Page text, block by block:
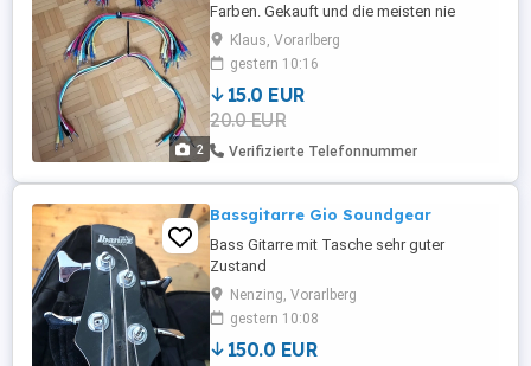
2
Farben. Gekauft und die meisten nie
benutzt. 45x 22cm 16x 50cm 5x 80cm
gemessen reine Kabellänge ohne Stecker
Klaus, Vorarlberg
gestern 10:16
15.0 EUR
20.0 EUR
Verifizierte Telefonnummer
Bassgitarre Gio Soundgear
Bass Gitarre mit Tasche sehr guter
Zustand
Nenzing, Vorarlberg
gestern 10:08
150.0 EUR